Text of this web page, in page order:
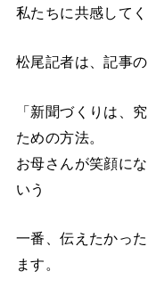
私たちに共感して
松尾記者は、記事
「新聞づくりは、
ための方法。
お母さんが笑顔に
いう
一番、伝えたかっ
ます。